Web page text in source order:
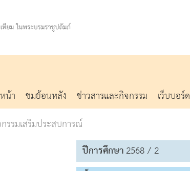
น้า ชมย้อนหลัง ข่าวสารและกิจกรรม เว็บบอร์ด
รรมเสริมประสบการณ์
ปีการศึกษา2568 / 2